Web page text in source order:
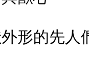
形的先人